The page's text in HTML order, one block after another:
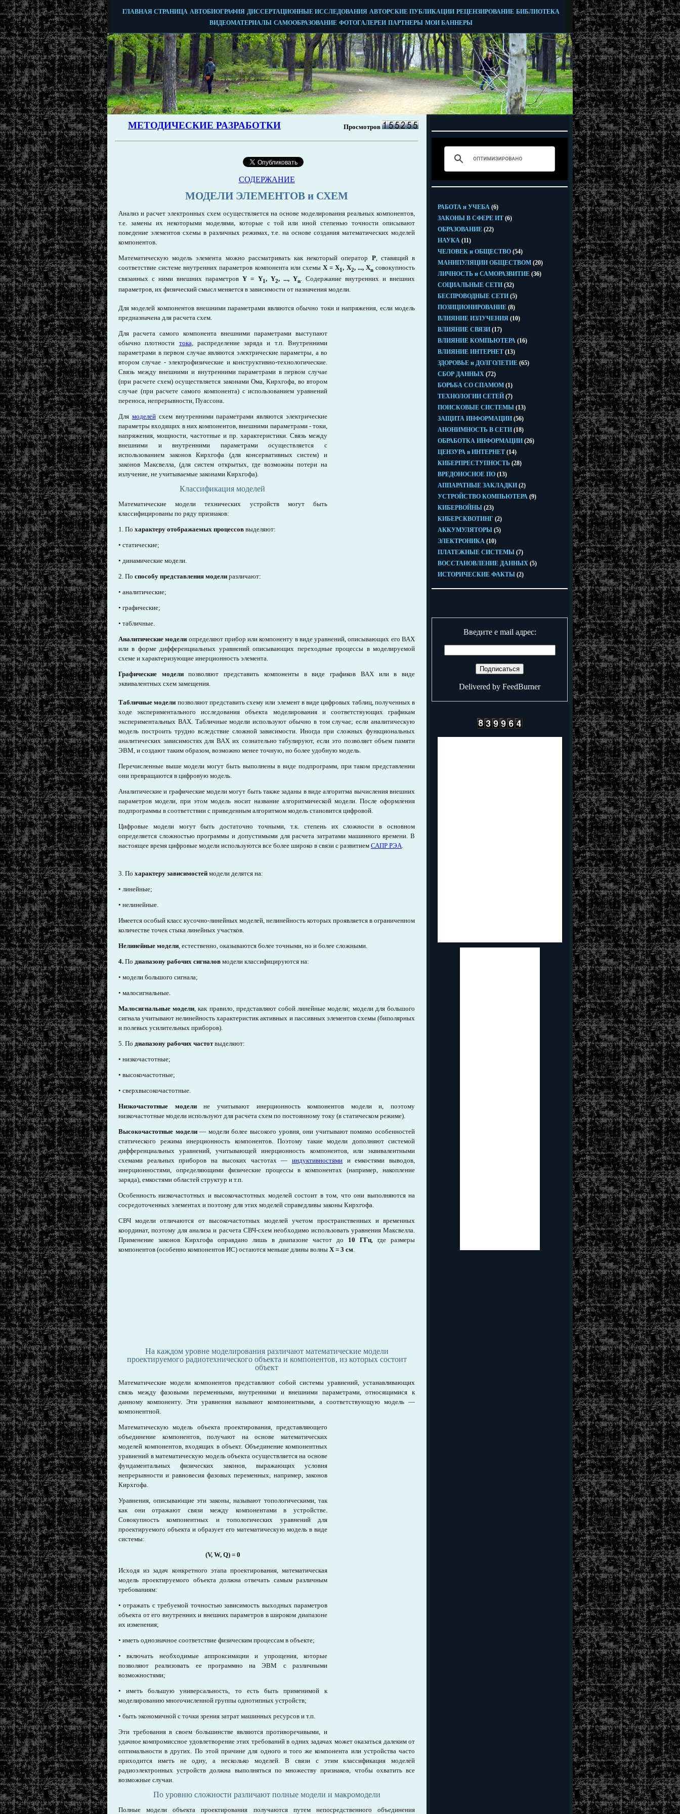
СОДЕРЖАНИЕ
МОДЕЛИ ЭЛЕМЕНТОВ и СХЕМ
Анализ и расчет электронных схем осуществляется на основе моделирования реальных компонентов,
т.е. замены их некоторыми моделями, которые с той или иной степенью точности описывают
поведение элементов схемы в различных режимах, т.е. на основе создания математических моделей
компонентов.
Математическую модель элемента можно рассматривать как некоторый оператор Р, ставящий в
соответствие системе внутренних параметров компонента или схемыХ = Х1, X2, ..., Xnсовокупность
связанных с ними внешних параметровY = Y1, Y2, ..., Yn
Содержание внутренних и внешних
параметров, их физический смысл меняется в зависимости от назначения модели.
Для моделей компонентов внешними параметрами являются обычно токи и напряжения, если модель
предназначена для расчета схем.
Для расчета самого компонента внешними параметрами выступают
обычно плотности тока, распределение заряда и т.п. Внутренними
параметрами в первом случае являются электрические параметры, а во
втором случае - электрофизические и конструктивно-технологические.
Связь между внешними и внутренними параметрами в первом случае
(при расчете схем) осуществляется законами Ома, Кирхгофа, во втором
случае (при расчете самого компонента) с использованием уравнений
переноса, непрерывности, Пуассона.
Для моделейсхем внутренними параметрами являются электрические
параметры входящих в них компонентов, внешними параметрами - токи,
напряжения, мощности, частотные и пр. характеристики. Связь между
внешними и внутренними параметрами осуществляется с
использованием законов Кирхгофа (для консервативных систем) и
законов Максвелла, (для систем открытых, где возможны потери на
излучение, не учитываемые законами Кирхгофа).
Классификация моделей
Математические модели технических устройств могут быть
классифицированы по ряду признаков:
1. По характеру отображаемых процессов выделяют:
• статические;
• динамические модели.
2. По способу представления модели различают:
• аналитические;
• графические;
• табличные.
Аналитические модели определяют прибор или компоненту в виде уравнений, описывающих его ВАХ
или в форме дифференциальных уравнений описывающих переходные процессы в моделируемой
схеме и характеризующие инерционность элемента.
Графические модели
позволяют представить компоненты в виде графиков ВАХ или в виде
эквивалентных схем замещения.
Табличные модели позволяют представить схему или элемент в виде цифровых таблиц, полученных в
ходе экспериментального исследования объекта моделирования и соответствующих графикам
экспериментальных ВАХ. Табличные модели используют обычно в том случае; если аналитическую
модель построить трудно вследствие сложной зависимости. Иногда при сложных функциональных
аналитических зависимостях для ВАХ их сознательно табулируют, если это позволяет объем памяти
ЭВМ, и создают таким образом, возможно менее точную, но более удобную модель.
Перечисленные выше модели могут быть выполнены в виде подпрограмм, при таком представлении
они превращаются в цифровую модель.
Аналитические и графические модели могут быть также заданы в виде алгоритма вычисления внешних
параметров модели, при этом модель носит название алгоритмической модели. После оформления
подпрограммы в соответствии с приведенным алгоритмом модель становится цифровой.
Цифровые модели могут быть достаточно точными, т.к. степень их сложности в основном
определяется сложностью программы и допустимыми для расчета затратами машинного времени. В
настоящее время цифровые модели используются все более широко в связи с развитием САПР РЭА.
3. По характеру зависимостей модели делятся на:
• линейные;
• нелинейные.
Имеется особый класс кусочно-линейных моделей, нелинейность которых проявляется в ограниченном
количестве точек стыка линейных участков.
Нелинейные модели, естественно, оказываются более точными, но и более сложными.
4. По диапазону рабочих сигналов модели классифицируются на:
• модели большого сигнала;
• малосигнальные.
Малосигнальные модели, как правило, представляют собой линейные модели; модели для большого
сигнала учитывают нелинейность характеристик активных и пассивных элементов схемы (биполярных
и полевых усилительных приборов).
5. По диапазону рабочих частот выделяют:
• низкочастотные;
• высокочастотные;
• сверхвысокочастотные.
Низкочастотные моделине учитывают инерционность компонентов модели и, поэтому
низкочастотные модели используют для расчета схем по постоянному току (в статическом режиме).
Высокочастотные модели— модели более высокого уровня, они учитывают помимо особенностей
статического режима инерционность компонентов. Поэтому такие модели дополняют системой
дифференциальных уравнений, учитывающей инерционность компонентов, или эквивалентными
схемами реальных приборов на высоких частотах — индуктивностямии емкостями выводов,
инерционностями, определяющими физические процессы в компонентах (например, накопление
заряда), емкостями областей структур и т.п.
Особенность низкочастотных и высокочастотных моделей состоит в том, что они выполняются на
сосредоточенных элементах и поэтому для этих моделей справедливы законы Кирхгофа.
СВЧ модели отличаются от высокочастотных моделей учетом пространственных и временных
координат, поэтому для анализа и расчета СВЧ-схем необходимо использовать уравнения Максвелла.
Применение законов Кирхгофа оправдано лишь в диапазоне частот до 10 ГГц, где размеры
компонентов (особенно компонентов ИС) остаются меньше длины волны X = 3 см.
На каждом уровне моделирования различают математические модели
проектируемого радиотехнического объекта и компонентов, из которых состоит
объект
Математические модели компонентов представляют собой системы уравнений, устанавливающих
связь между фазовыми переменными, внутренними и внешними параметрами, относящимися к
данному компоненту. Эти уравнения называют компонентными, а соответствующую модель —
компонентной.
Математическую модель объекта проектирования, представляющего
объединение компонентов, получают на основе математических
моделей компонентов, входящих в объект. Объединение компонентных
уравнений в математическую модель объекта осуществляется на основе
фундаментальных физических законов, выражающих условия
непрерывности и равновесия фазовых переменных, например, законов
Кирхгофа.
Уравнения, описывающие эти законы, называют топологическими, так
как они отражают связи между компонентами в устройстве.
Совокупность компонентных и топологических уравнений для
проектируемого объекта и образует его математическую модель в виде
системы:
(V, W, Q) = 0
Исходя из задач конкретного этапа проектирования, математическая
модель проектируемого объекта должна отвечать самым различным
требованиям:
• отражать с требуемой точностью зависимость выходных параметров
объекта от его внутренних и внешних параметров в широком диапазоне
их изменения;
• иметь однозначное соответствие физическим процессам в объекте;
• включать необходимые аппроксимации и упрощения, которые
позволяют реализовать ее программно на ЭВМ с различными
возможностями;
• иметь большую универсальность, то есть быть при­менимой к
моделированию многочисленной группы однотипных устройств;
• быть экономичной с точки зрения затрат машинных ресурсов и т.п.
Эти требования в своем большинстве являются противоречивыми, и
удачное компромиссное удовлетворение этих требований в одних задачах может оказаться далеким от
оптимальности в других. По этой причине для одного и того же компонента или устройства часто
приходится иметь не одну, а несколько моделей. В связи с этим клас­сификация моделей
радиоэлектронных устройств должна выполняться по множеству признаков, чтобы охватить все
возможные случаи.
По уровню сложности различают полные модели и макромодели
Полные модели объекта проектирования получаются путем непосредственного объединения